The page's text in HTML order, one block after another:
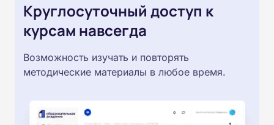
Круглосуточный доступ к
курсам навсегда
Возможность изучать и повторять
методические материалы в любое время.